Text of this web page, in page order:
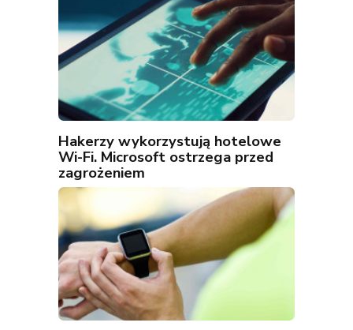
Hakerzy wykorzystują hotelowe
Wi-Fi. Microsoft ostrzega przed
zagrożeniem